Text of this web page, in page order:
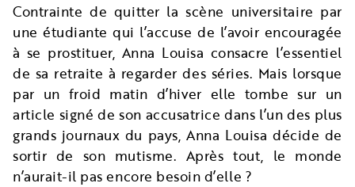
Contrainte de quitter la scène universitaire par
une étudiante qui l’accuse de l’avoir encouragée
à se prostituer, Anna Louisa consacre l’essentiel
de sa retraite à regarder des séries. Mais lorsque
par un froid matin d’hiver elle tombe sur un
article signé de son accusatrice dans l’un des plus
grands journaux du pays, Anna Louisa décide de
sortir de son mutisme. Après tout, le monde
n’aurait-il pas encore besoin d’elle ?